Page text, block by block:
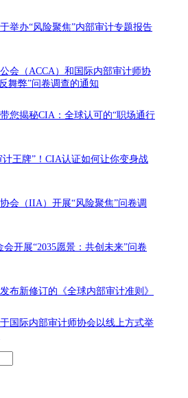
举办“风险聚焦”内部审计专题报告
会（ACCA）和国际内部审计师协
舞弊”问卷调查的通知
您揭秘CIA：全球认可的“职场通行
计王牌”！CIA认证如何让你变身战
会（IIA）开展“风险聚焦”问卷调
开展“2035愿景：共创未来”问卷
布新修订的《全球内部审计准则》
国际内部审计师协会以线上方式举